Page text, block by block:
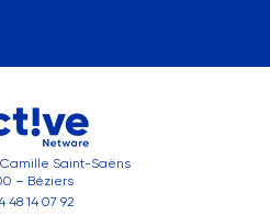
Saint-Saëns
– Béziers
48 14 07 92